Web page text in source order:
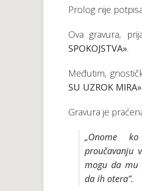
Prolog nije
Ova gravura,
SPOKOJSTVA».
Međutim,
SU UZROK MIRA»
Gravura je
„Onome
proučavanju
mogu da mu
da ih otera”.